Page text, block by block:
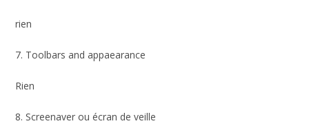
rien
7. Toolbars and appaearance
Rien
8. Screenaver ou écran de veille